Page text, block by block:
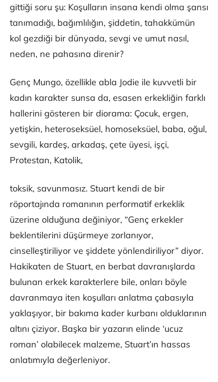
gittiği soru şu: Koşulların insana kendi olma şansı
tanımadığı, bağımlılığın, şiddetin, tahakkümün
kol gezdiği bir dünyada, sevgi ve umut nasıl,
neden, ne pahasına direnir?
Genç Mungo, özellikle abla Jodie ile kuvvetli bir
kadın karakter sunsa da, esasen erkekliğin farklı
hallerini gösteren bir diorama: Çocuk, ergen,
yetişkin, heteroseksüel, homoseksüel, baba, oğul,
sevgili, kardeş, arkadaş, çete üyesi, işçi,
Protestan, Katolik,
toksik, savunmasız. Stuart kendi de bir
röportajında romanının performatif erkeklik
üzerine olduğuna değiniyor, “Genç erkekler
beklentilerini düşürmeye zorlanıyor,
cinselleştiriliyor ve şiddete yönlendiriliyor” diyor.
Hakikaten de Stuart, en berbat davranışlarda
bulunan erkek karakterlere bile, onları böyle
davranmaya iten koşulları anlatma çabasıyla
yaklaşıyor, bir bakıma kader kurbanı olduklarının
altını çiziyor. Başka bir yazarın elinde ‘ucuz
roman’ olabilecek malzeme, Stuart’ın hassas
anlatımıyla değerleniyor.